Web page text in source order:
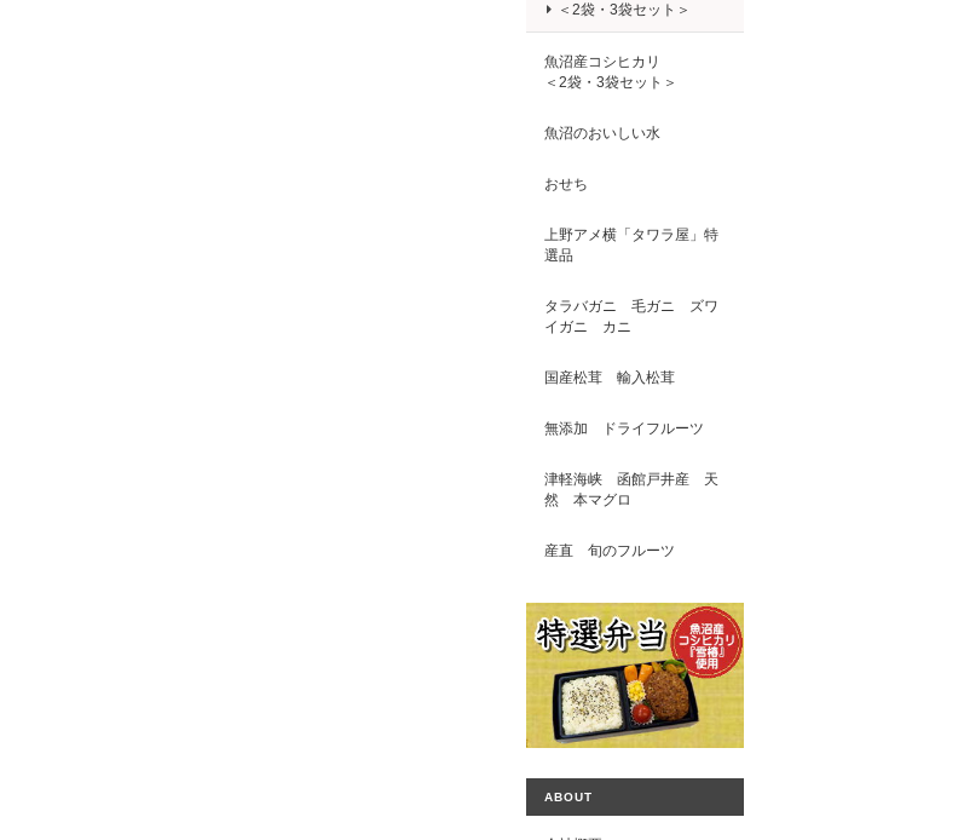
＜2袋・3袋セット＞
魚沼産コシヒカリ
＜2袋・3袋セット＞
魚沼のおいしい水
おせち
上野アメ横「タワラ屋」特
選品
タラバガニ 毛ガニ ズワ
イガニ カニ
国産松茸 輸入松茸
無添加 ドライフルーツ
津軽海峡 函館戸井産 天
然 本マグロ
産直 旬のフルーツ
ABOUT